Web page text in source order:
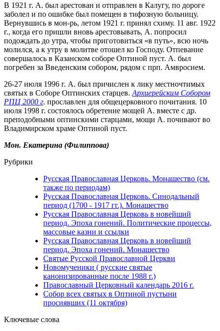
В 1921 г. А. был арестован и отправлен в Калугу, по дороге
заболел и по ошибке был помещен в тифозную больницу.
Вернувшись в мон-рь, летом 1921 г. принял схиму. 11 авг. 1922
г., когда его пришли вновь арестовывать, А. попросил
подождать до утра, чтобы приготовиться «в путь», всю ночь
молился, а к утру в молитве отошел ко Господу. Отпевание
совершалось в Казанском соборе Оптиной пуст. А. был
погребен за Введенским собором, рядом с прп. Амвросием.
26-27 июля 1996 г. А. был причислен к лику местночтимых
святых в Соборе Оптинских старцев. Архиерейским Собором
РПЦ 2000 г. прославлен для общецерковного почитания. 10
июля 1998 г. состоялось обретение мощей А. вместе с др.
преподобными оптинскими старцами, мощи А. почивают во
Владимирском храме Оптиной пуст.
Мон. Екатерина (Филиппова)
Рубрики
Русская Православная Церковь. Монашество (см.
также по периодам)
Русская Православная Церковь. Синодальный
период (1700 - 1917 гг.). Монашество
Русская Православная Церковь в новейший
период. Эпоха гонений. Политические процессы,
массовые казни и ссылки
Русская Православная Церковь в новейший
период. Эпоха гонений. Монашество
Святые Русской Православной Церкви
Новомученики ( русские святые
канонизированные после 1988 г.)
Православный Церковный календарь 2016 г.
Собор всех святых в Оптиной пустыни
просиявших (11 октября)
Ключевые слова